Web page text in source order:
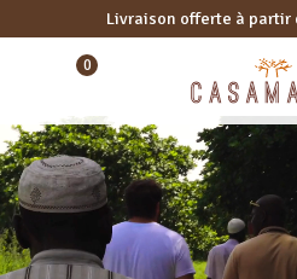
Livraison offerte à partir
0